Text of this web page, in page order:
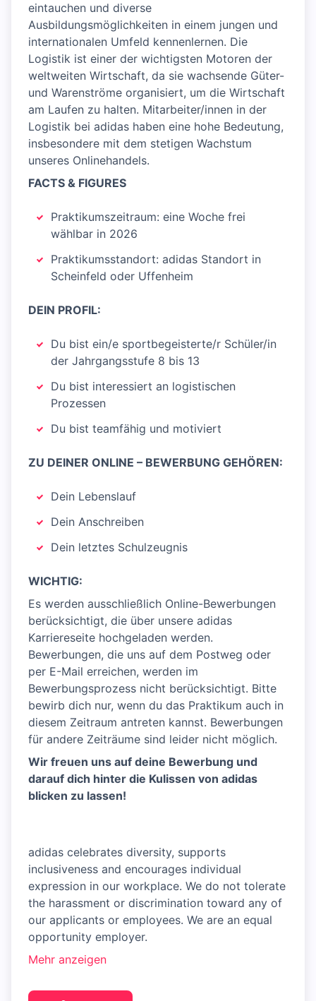
eintauchen und diverse
Ausbildungsmöglichkeiten in einem jungen und
internationalen Umfeld kennenlernen. Die
Logistik ist einer der wichtigsten Motoren der
weltweiten Wirtschaft, da sie wachsende Güter-
und Warenströme organisiert, um die Wirtschaft
am Laufen zu halten. Mitarbeiter/innen in der
Logistik bei adidas haben eine hohe Bedeutung,
insbesondere mit dem stetigen Wachstum
unseres Onlinehandels.
FACTS & FIGURES
Praktikumszeitraum: eine Woche frei
wählbar in 2026
Praktikumsstandort: adidas Standort in
Scheinfeld oder Uffenheim
DEIN PROFIL:
Du bist ein/e sportbegeisterte/r Schüler/in
der Jahrgangsstufe 8 bis 13
Du bist interessiert an logistischen
Prozessen
Du bist teamfähig und motiviert
ZU DEINER ONLINE – BEWERBUNG GEHÖREN:
Dein Lebenslauf
Dein Anschreiben
Dein letztes Schulzeugnis
WICHTIG:
Es werden ausschließlich Online-Bewerbungen
berücksichtigt, die über unsere adidas
Karriereseite hochgeladen werden.
Bewerbungen, die uns auf dem Postweg oder
per E-Mail erreichen, werden im
Bewerbungsprozess nicht berücksichtigt. Bitte
bewirb dich nur, wenn du das Praktikum auch in
diesem Zeitraum antreten kannst. Bewerbungen
für andere Zeiträume sind leider nicht möglich.
Wir freuen uns auf deine Bewerbung und
darauf dich hinter die Kulissen von adidas
blicken zu lassen!
adidas celebrates diversity, supports
inclusiveness and encourages individual
expression in our workplace. We do not tolerate
the harassment or discrimination toward any of
our applicants or employees. We are an equal
opportunity employer.
Mehr anzeigen